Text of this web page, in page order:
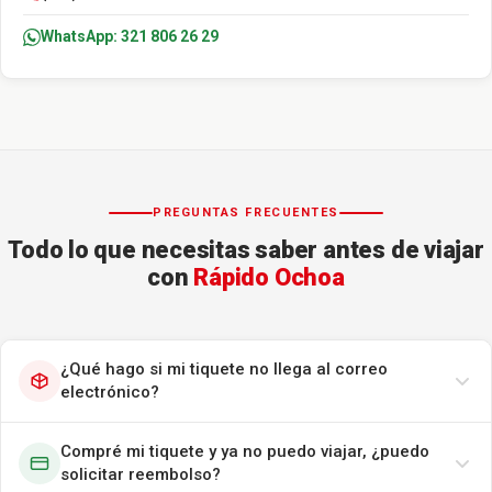
WhatsApp: 321 806 26 29
PREGUNTAS FRECUENTES
Todo lo que necesitas saber antes de viajar
con Rápido Ochoa
¿Qué hago si mi tiquete no llega al correo
electrónico?
Compré mi tiquete y ya no puedo viajar, ¿puedo
solicitar reembolso?